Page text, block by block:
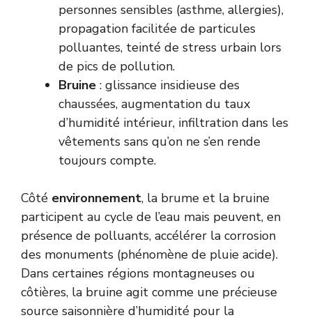
personnes sensibles (asthme, allergies),
propagation facilitée de particules
polluantes, teinté de stress urbain lors
de pics de pollution.
Bruine : glissance insidieuse des
chaussées, augmentation du taux
d’humidité intérieur, infiltration dans les
vêtements sans qu’on ne s’en rende
toujours compte.
Côté environnement, la brume et la bruine
participent au cycle de l’eau mais peuvent, en
présence de polluants, accélérer la corrosion
des monuments (phénomène de pluie acide).
Dans certaines régions montagneuses ou
côtières, la bruine agit comme une précieuse
source saisonnière d’humidité pour la